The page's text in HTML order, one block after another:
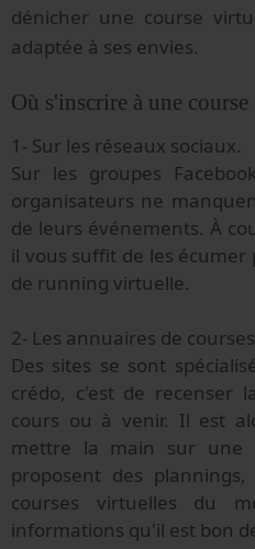
dénicher une course
adaptée à ses envies.
Où s'inscrire à une course
1- Sur les réseaux sociaux.
Sur les groupes
organisateurs ne
de leurs événements. À
il vous suffit de les
de running virtuelle.
2- Les annuaires de
Des sites se sont
crédo, c'est de recenser
cours ou à venir. Il est
mettre la main sur une
proposent des
courses virtuelles du
informations qu'il est bon